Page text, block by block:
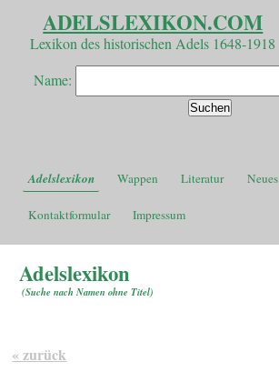
ADELSLEXIKON.COM
Lexikon des historischen Adels 1648-1918
Name:
Adelslexikon Wappen Literatur Neues
Kontaktformular Impressum
Adelslexikon
(Suche nach Namen ohne Titel)
« zurück